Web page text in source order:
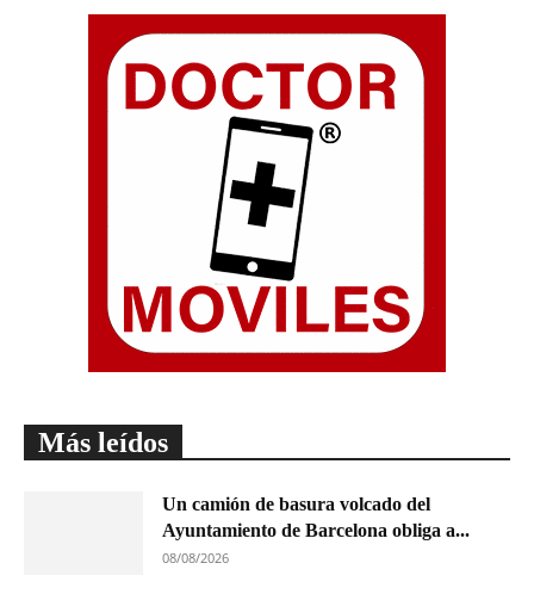
Más leídos
Un camión de basura volcado del
Ayuntamiento de Barcelona obliga a...
08/08/2026